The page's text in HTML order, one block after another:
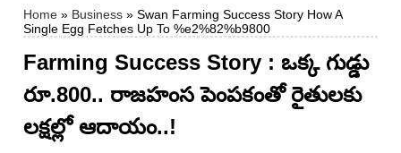
Home » Business » Swan Farming Success Story How A
Single Egg Fetches Up To %e2%82%b9800
Farming Success Story : ఒక్క గుడ్డు
రూ.800.. రాజహంస పెంపకంతో రైతులకు
లక్షల్లో ఆదాయం..!